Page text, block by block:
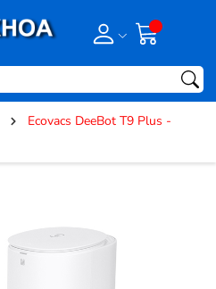
Ecovacs DeeBot T9 Plus -